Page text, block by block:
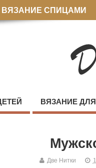
ВЯЗАНИЕ СПИЦАМИ
ВЯЗАНИЕ
Две Нитки